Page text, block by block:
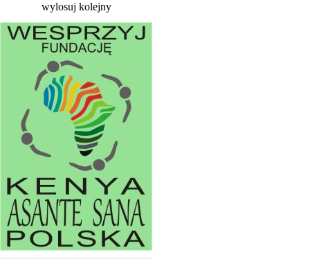
wylosuj kolejny